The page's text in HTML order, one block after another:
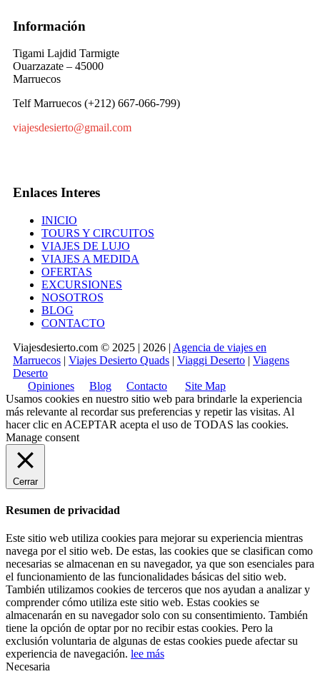
Información
Tigami Lajdid Tarmigte
Ouarzazate – 45000
Marruecos
Telf Marruecos (+212) 667-066-799)
viajesdesierto@gmail.com
Enlaces Interes
INICIO
TOURS Y CIRCUITOS
VIAJES DE LUJO
VIAJES A MEDIDA
OFERTAS
EXCURSIONES
NOSOTROS
BLOG
CONTACTO
Viajesdesierto.com © 2025 | 2026 | Agencia de viajes en
Marruecos | Viajes Desierto Quads | Viaggi Deserto | Viagens
Deserto
Opiniones
Blog Contacto
Site Map
Usamos cookies en nuestro sitio web para brindarle la experiencia
más relevante al recordar sus preferencias y repetir las visitas. Al
hacer clic en ACEPTAR acepta el uso de TODAS las cookies.
Manage consent
Cerrar
Resumen de privacidad
Este sitio web utiliza cookies para mejorar su experiencia mientras
navega por el sitio web. De estas, las cookies que se clasifican como
necesarias se almacenan en su navegador, ya que son esenciales para
el funcionamiento de las funcionalidades básicas del sitio web.
También utilizamos cookies de terceros que nos ayudan a analizar y
comprender cómo utiliza este sitio web. Estas cookies se
almacenarán en su navegador solo con su consentimiento. También
tiene la opción de optar por no recibir estas cookies. Pero la
exclusión voluntaria de algunas de estas cookies puede afectar su
experiencia de navegación. lee más
Necesaria